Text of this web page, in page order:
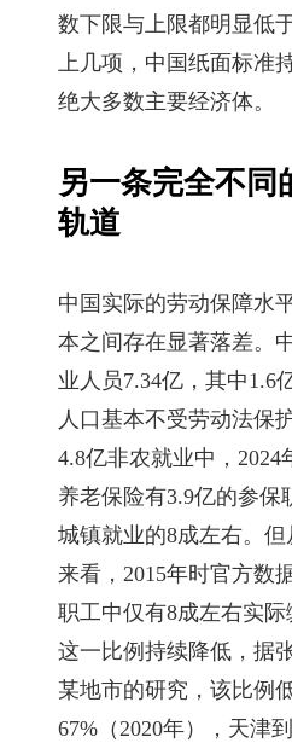
数下限与上限都明显低
上几项，中国纸面标准
绝大多数主要经济体。
另一条完全不同
轨道
中国实际的劳动保障水
本之间存在显著落差。
业人员7.34亿，其中1.6
人口基本不受劳动法保
4.8亿非农就业中，2024
养老保险有3.9亿的参保
城镇就业的8成左右。但
来看，2015年时官方数
职工中仅有8成左右实
这一比例持续降低，据
某地市的研究，该比例
67%（2020年），天津